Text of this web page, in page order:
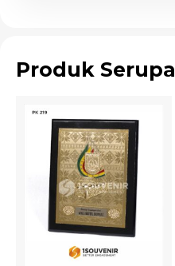
Produk Serupa